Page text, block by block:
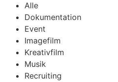
Alle
Dokumentation
Event
Imagefilm
Kreativfilm
Musik
Recruiting